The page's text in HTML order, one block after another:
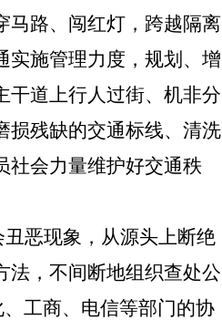
马路、闯红灯，跨越隔离
实施管理力度，规划、增
干道上行人过街、机非分
损残缺的交通标线、清洗
社会力量维护好交通秩
恶现象，从源头上断绝
法，不间断地组织查处公
工商、电信等部门的协